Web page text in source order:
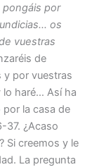
por
os
vuestras
de
por vuestras
haré… Así ha
la casa de
37. ¿Acaso
Si creemos y le
La pregunta